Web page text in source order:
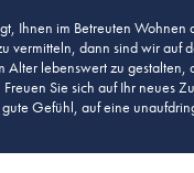
Ihnen im Betreuten Wohnen
vermitteln, dann sind wir auf
Alter lebenswert zu gestalten,
Sie sich auf Ihr neues
Gefühl, auf eine